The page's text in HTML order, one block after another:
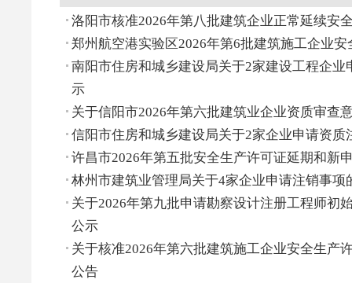
洛阳市核准2026年第八批建筑企业正常延续安
郑州航空港实验区2026年第6批建筑施工企业
南阳市住房和城乡建设局关于2家建设工程企业
示
关于信阳市2026年第六批建筑业企业资质审查
信阳市住房和城乡建设局关于2家企业申请资质
许昌市2026年第五批安全生产许可证延期和新
林州市建筑业管理局关于4家企业申请注销事项
关于2026年第九批申请勘察设计注册工程师初
公示
关于核准2026年第六批建筑施工企业安全生产
公告